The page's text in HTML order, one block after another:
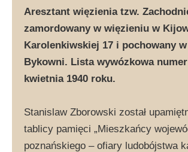
Aresztant więzienia tzw.
zamordowany w więzieniu w
Karolenkiwskiej 17 i pochowany
Bykowni. Lista wywózkowa numer
kwietnia 1940 roku.
Stanislaw Zborowski został
tablicy pamięci „Mieszkańcy
poznańskiego – ofiary ludobójstwa